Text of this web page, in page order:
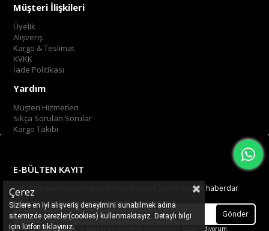
Müşteri İlişkileri
Üyelik
Alışveriş
Kargo & Teslimat
KVKK
İade Politikası
Yardım
Müşteri Hizmetleri
Sıkça Sorulan Sorular
Kargo Takibi
E-BÜLTEN KAYIT
Kampanyalarımızdan ve indirimlerimizden güncel olarak haberdar
olun.
Gönder
Üyelik koşullarını korunmasını kabul ediyorum.
Çerez
Sizlere en iyi alışveriş deneyimini sunabilmek adına
sitemizde çerezler(cookies) kullanmaktayız. Detaylı bilgi
için lütfentıklayınız.